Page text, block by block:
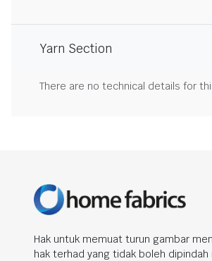
Yarn Section
There are no technical details for
Hak untuk memuat turun gambar
hak terhad yang tidak boleh dipindah